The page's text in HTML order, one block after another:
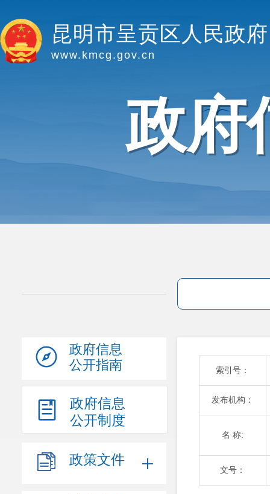
昆明市呈贡区人民政府
www.kmcg.gov.cn
政府
政府信息
公开指南
政府信息
公开制度
政策文件
索引号：
发布机构：
名 称:
文号：